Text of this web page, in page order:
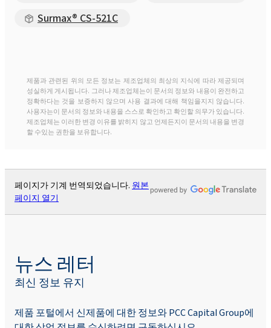
Surmax® CS-521C
제품과 관련된 위의 모든 정보는 제조업체의 최상의 지식에 따라 제공되며
성실하게 게시됩니다. 그러나 제조업체는이 문서의 정보와 내용이 완전하고
정확하다는 것을 보증하지 않으며 사용 결과에 대해 책임을지지 않습니다.
사용자는이 문서의 정보와 내용을 스스로 확인하고 확인할 의무가 있습니다.
제조업체는 이러한 변경 이유를 밝히지 않고 언제든지이 문서의 내용을 변경
할 수있는 권한을 보유합니다.
페이지가 기계 번역되었습니다. 원본
페이지 열기
뉴스 레터
최신 정보 유지
제품 포털에서 신제품에 대한 정보와 PCC Capital Group에